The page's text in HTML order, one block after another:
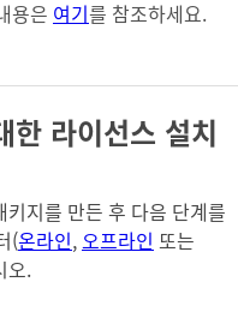
용은 여기를 참조하세요.
한 라이선스 설치
지를 만든 후 다음 단계를
(온라인, 오프라인 또는
오.